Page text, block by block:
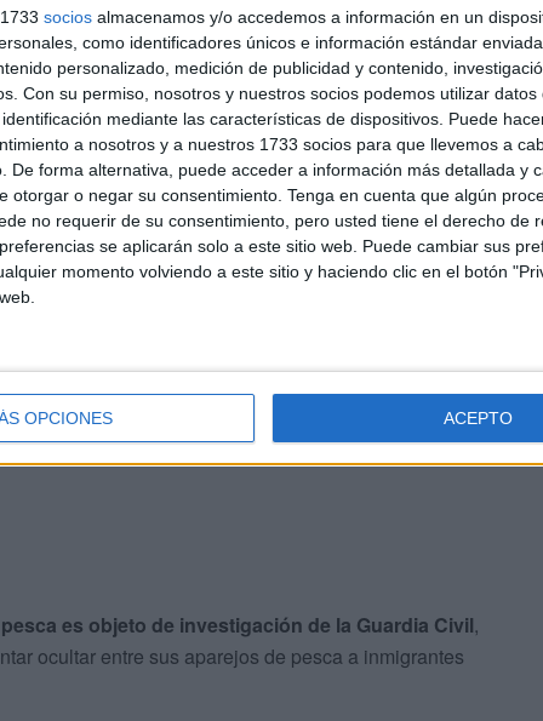
socios almacenamos y/o accedemos a información en un
como identificadores únicos e información estándar
personalizado, medición de publicidad y contenido,
Con su permiso, nosotros y nuestros socios podemos utilizar datos
mediante las características de dispositivos. Puede
a nosotros y a nuestros 1733 socios para que llevemos a
De forma alternativa, puede acceder a información más detallada y
otorgar o negar su consentimiento. Tenga en cuenta que algún
no requerir de su consentimiento, pero usted tiene el derecho de
se aplicarán solo a este sitio web. Puede cambiar sus
momento volviendo a este sitio y haciendo clic en el botón
OPCIONES ACEPTO
sin luces encendida, para enmascarar y camuflar
a las piedras.
se abarloaron a la embarcación, se procedió a la
de DNI, y de los otros cinco tripulantes, que
autores de un delito contra el derecho de los
de la autoridad.
es objeto de investigación de la Guardia Civil,
ocultar entre sus aparejos de pesca a inmigrantes